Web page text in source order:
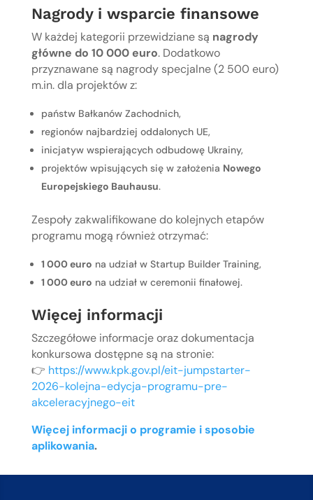
Nagrody i wsparcie finansowe
W każdej kategorii przewidziane są nagrody
główne do 10 000 euro. Dodatkowo
przyznawane są nagrody specjalne (2 500 euro)
m.in. dla projektów z:
państw Bałkanów Zachodnich,
regionów najbardziej oddalonych UE,
inicjatyw wspierających odbudowę Ukrainy,
projektów wpisujących się w założenia Nowego
Europejskiego Bauhausu.
Zespoły zakwalifikowane do kolejnych etapów
programu mogą również otrzymać:
1 000 euro na udział w Startup Builder Training,
1 000 euro na udział w ceremonii finałowej.
Więcej informacji
Szczegółowe informacje oraz dokumentacja
konkursowa dostępne są na stronie:
👉 https://www.kpk.gov.pl/eit-jumpstarter-
2026-kolejna-edycja-programu-pre-
akceleracyjnego-eit
Więcej informacji o programie i sposobie
aplikowania.